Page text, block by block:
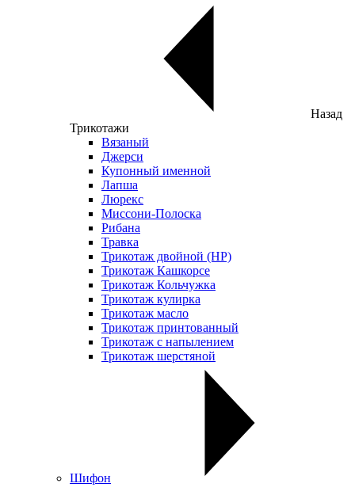
Назад
Трикотажи
Вязаный
Джерси
Купонный именной
Лапша
Люрекс
Миссони-Полоска
Рибана
Травка
Трикотаж двойной (НР)
Трикотаж Кашкорсе
Трикотаж Кольчужка
Трикотаж кулирка
Трикотаж масло
Трикотаж принтованный
Трикотаж с напылением
Трикотаж шерстяной
Шифон